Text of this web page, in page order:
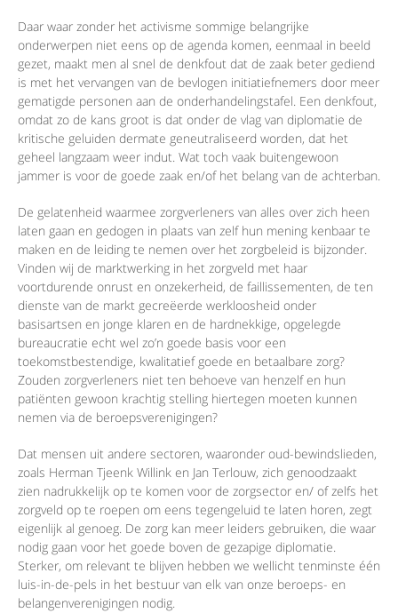
Daar waar zonder het activisme sommige belangrijke
onderwerpen niet eens op de agenda komen, eenmaal in beeld
gezet, maakt men al snel de denkfout dat de zaak beter gediend
is met het vervangen van de bevlogen initiatiefnemers door meer
gematigde personen aan de onderhandelingstafel. Een denkfout,
omdat zo de kans groot is dat onder de vlag van diplomatie de
kritische geluiden dermate geneutraliseerd worden, dat het
geheel langzaam weer indut. Wat toch vaak buitengewoon
jammer is voor de goede zaak en/of het belang van de achterban.
De gelatenheid waarmee zorgverleners van alles over zich heen
laten gaan en gedogen in plaats van zelf hun mening kenbaar te
maken en de leiding te nemen over het zorgbeleid is bijzonder.
Vinden wij de marktwerking in het zorgveld met haar
voortdurende onrust en onzekerheid, de faillissementen, de ten
dienste van de markt gecreëerde werkloosheid onder
basisartsen en jonge klaren en de hardnekkige, opgelegde
bureaucratie echt wel zo’n goede basis voor een
toekomstbestendige, kwalitatief goede en betaalbare zorg?
Zouden zorgverleners niet ten behoeve van henzelf en hun
patiënten gewoon krachtig stelling hiertegen moeten kunnen
nemen via de beroepsverenigingen?
Dat mensen uit andere sectoren, waaronder oud-bewindslieden,
zoals Herman Tjeenk Willink en Jan Terlouw, zich genoodzaakt
zien nadrukkelijk op te komen voor de zorgsector en/ of zelfs het
zorgveld op te roepen om eens tegengeluid te laten horen, zegt
eigenlijk al genoeg. De zorg kan meer leiders gebruiken, die waar
nodig gaan voor het goede boven de gezapige diplomatie.
Sterker, om relevant te blijven hebben we wellicht tenminste één
luis-in-de-pels in het bestuur van elk van onze beroeps- en
belangenverenigingen nodig.